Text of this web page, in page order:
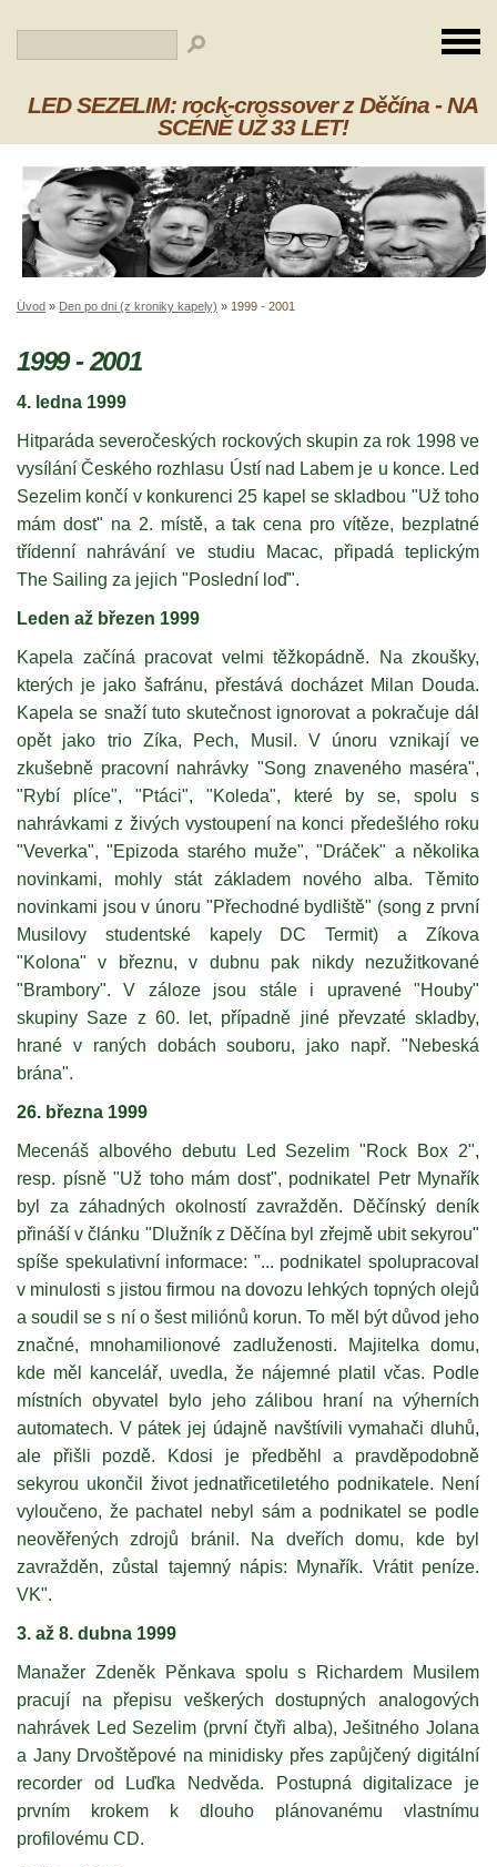
LED SEZELIM: rock-crossover z Děčína - NA
SCÉNĚ UŽ 33 LET!
Úvod » Den po dni (z kroniky kapely) » 1999 - 2001
1999 - 2001
4. ledna 1999
Hitparáda severočeských rockových skupin za rok 1998 ve
vysílání Českého rozhlasu Ústí nad Labem je u konce. Led
Sezelim končí v konkurenci 25 kapel se skladbou "Už toho
mám dost" na 2. místě, a tak cena pro vítěze, bezplatné
třídenní nahrávání ve studiu Macac, připadá teplickým
The Sailing za jejich "Poslední loď".
Leden až březen 1999
Kapela začíná pracovat velmi těžkopádně. Na zkoušky,
kterých je jako šafránu, přestává docházet Milan Douda.
Kapela se snaží tuto skutečnost ignorovat a pokračuje dál
opět jako trio Zíka, Pech, Musil. V únoru vznikají ve
zkušebně pracovní nahrávky "Song znaveného maséra",
"Rybí plíce", "Ptáci", "Koleda", které by se, spolu s
nahrávkami z živých vystoupení na konci předešlého roku
"Veverka", "Epizoda starého muže", "Dráček" a několika
novinkami, mohly stát základem nového alba. Těmito
novinkami jsou v únoru "Přechodné bydliště" (song z první
Musilovy studentské kapely DC Termit) a Zíkova
"Kolona" v březnu, v dubnu pak nikdy nezužitkované
"Brambory". V záloze jsou stále i upravené "Houby"
skupiny Saze z 60. let, případně jiné převzaté skladby,
hrané v raných dobách souboru, jako např. "Nebeská
brána".
26. března 1999
Mecenáš albového debutu Led Sezelim "Rock Box 2",
resp. písně "Už toho mám dost", podnikatel Petr Mynařík
byl za záhadných okolností zavražděn. Děčínský deník
přináší v článku "Dlužník z Děčína byl zřejmě ubit sekyrou"
spíše spekulativní informace: "... podnikatel spolupracoval
v minulosti s jistou firmou na dovozu lehkých topných olejů
a soudil se s ní o šest miliónů korun. To měl být důvod jeho
značné, mnohamilionové zadluženosti. Majitelka domu,
kde měl kancelář, uvedla, že nájemné platil včas. Podle
místních obyvatel bylo jeho zálibou hraní na výherních
automatech. V pátek jej údajně navštívili vymahači dluhů,
ale přišli pozdě. Kdosi je předběhl a pravděpodobně
sekyrou ukončil život jednatřicetiletého podnikatele. Není
vyloučeno, že pachatel nebyl sám a podnikatel se podle
neověřených zdrojů bránil. Na dveřích domu, kde byl
zavražděn, zůstal tajemný nápis: Mynařík. Vrátit peníze.
VK".
3. až 8. dubna 1999
Manažer Zdeněk Pěnkava spolu s Richardem Musilem
pracují na přepisu veškerých dostupných analogových
nahrávek Led Sezelim (první čtyři alba), Ješitného Jolana
a Jany Drvoštěpové na minidisky přes zapůjčený digitální
recorder od Luďka Nedvěda. Postupná digitalizace je
prvním krokem k dlouho plánovanému vlastnímu
profilovému CD.